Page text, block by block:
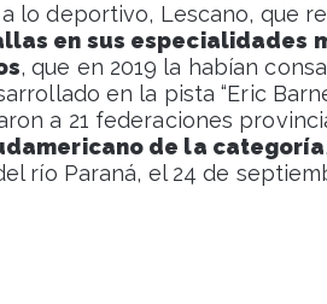
lo deportivo, Lescano, que
en sus especialidades
, que en 2019 la habían
en la pista “Eric
a 21 federaciones
de la categoría
río Paraná, el 24 de